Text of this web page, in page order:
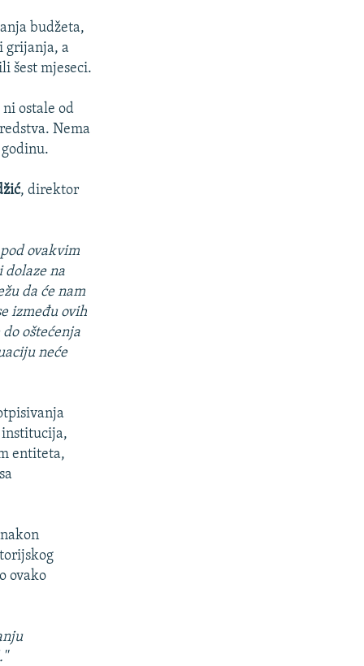
budžeta,
grijanja, a
šest mjeseci.
ostale od
Nema
, direktor
ovakvim
dolaze na
da će nam
između ovih
oštećenja
neće
institucija,
entiteta,
ovako